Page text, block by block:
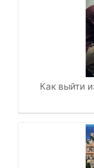
Как выйти